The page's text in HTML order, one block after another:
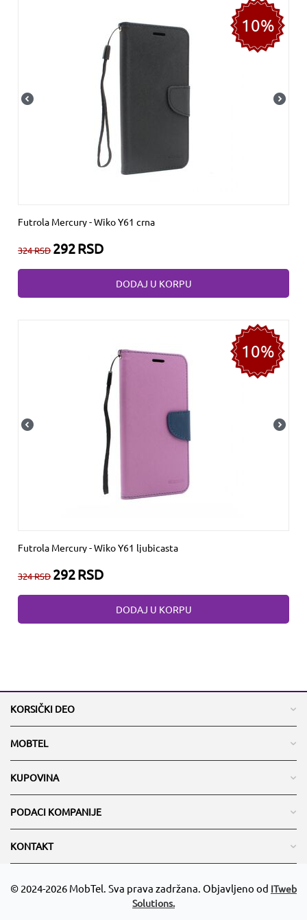
10%
Futrola Mercury - Wiko Y61 crna
324RSD 292RSD
DODAJ U KORPU
10%
Futrola Mercury - Wiko Y61 ljubicasta
324RSD 292RSD
DODAJ U KORPU
KORSIČKI DEO
MOBTEL
KUPOVINA
PODACI KOMPANIJE
KONTAKT
© 2024-2026 MobTel. Sva prava zadržana. Objavljeno od ITweb
Solutions.